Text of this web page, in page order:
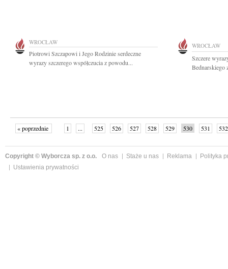
WROCŁAW
Piotrowi Szczapowi i Jego Rodzinie serdeczne
wyrazy szczerego współczucia z powodu...
WROCŁAW
Szczere
Bednarskiego
« poprzednie 1 ... 525 526 527 528 529 530 531
532
Copyright © Wyborcza sp. z o.o. O nas Staże u nas Reklama
Polityka
Ustawienia prywatności